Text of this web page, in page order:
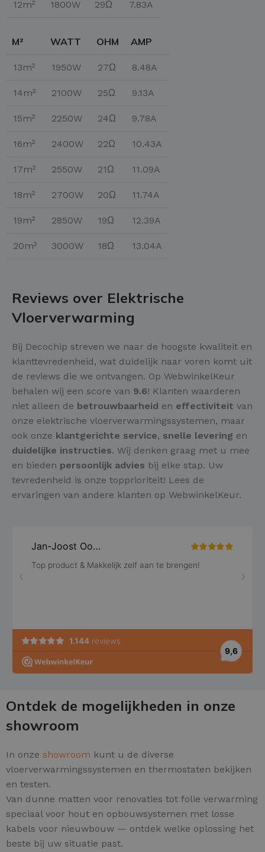
12m² 1800W 29Ω 7.83A
M² WATT OHM AMP
13m² 1950W 27Ω 8.48A
14m² 2100W 25Ω 9.13A
15m² 2250W 24Ω 9.78A
16m² 2400W 22Ω 10.43A
17m² 2550W 21Ω 11.09A
18m² 2700W 20Ω 11.74A
19m² 2850W 19Ω 12.39A
20m² 3000W 18Ω 13.04A
Reviews over Elektrische
Vloerverwarming
Bij Decochip streven we naar de hoogste kwaliteit en
klanttevredenheid, wat duidelijk naar voren komt uit
de reviews die we ontvangen. Op WebwinkelKeur
behalen wij een score van 9.6! Klanten waarderen
niet alleen de betrouwbaarheid en effectiviteit van
onze elektrische vloerverwarmingssystemen, maar
ook onze klantgerichte service, snelle levering en
duidelijke instructies. Wij denken graag met u mee
en bieden persoonlijk advies bij elke stap. Uw
tevredenheid is onze topprioriteit! Lees de
ervaringen van andere klanten op WebwinkelKeur.
Ontdek de mogelijkheden in onze
showroom
In onze showroom kunt u de diverse
vloerverwarmingssystemen en thermostaten bekijken
en testen.
Van dunne matten voor renovaties tot folie verwarming
speciaal voor hout en opbouwsystemen met losse
kabels voor nieuwbouw — ontdek welke oplossing het
beste bij uw situatie past.